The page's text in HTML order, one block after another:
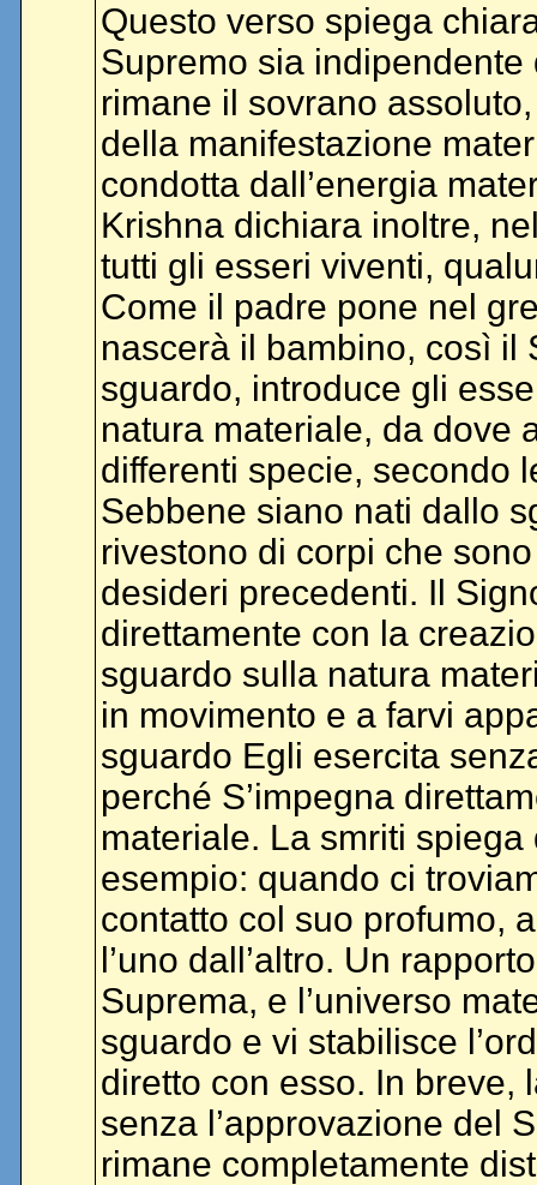
Questo verso spiega
Supremo sia
rimane il sovrano
della manifestazione
condotta dall’energia
Krishna dichiara inoltre,
tutti gli esseri viventi,
Come il padre pone nel
nascerà il bambino, così il
sguardo, introduce gli
natura materiale, da dove
differenti specie, secondo
Sebbene siano nati dallo
rivestono di corpi che
desideri precedenti. Il
direttamente con la
sguardo sulla natura
in movimento e a farvi
sguardo Egli esercita
perché S’impegna
materiale. La smriti
esempio: quando ci
contatto col suo profumo,
l’uno dall’altro. Un
Suprema, e l’universo
sguardo e vi stabilisce
diretto con esso. In breve,
senza l’approvazione del
rimane completamente